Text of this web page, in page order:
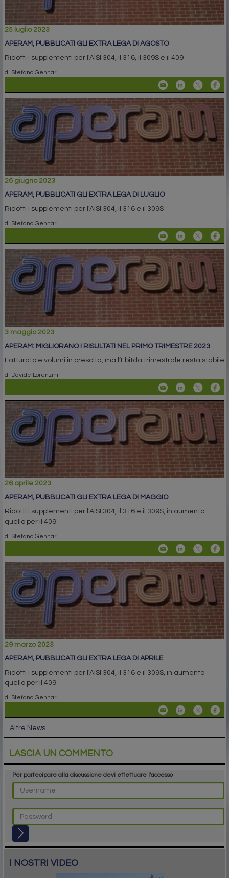
25 luglio 2023
APERAM, PUBBLICATI GLI EXTRA LEGA DI AGOSTO
Ridotti i supplementi per l'AISI 304, il 316, il 309S e il 409
di Stefano Gennari
26 giugno 2023
APERAM, PUBBLICATI GLI EXTRA LEGA DI LUGLIO
Ridotti i supplementi per l'AISI 304, il 316 e il 309S
di Stefano Gennari
3 maggio 2023
APERAM: MIGLIORANO I RISULTATI NEL PRIMO TRIMESTRE 2023
Fatturato e volumi in crescita, ma l’Ebitda trimestrale resta stabile
di Davide Lorenzini
26 aprile 2023
APERAM, PUBBLICATI GLI EXTRA LEGA DI MAGGIO
Ridotti i supplementi per l'AISI 304, il 316 e il 309S, in aumento
quello per il 409
di Stefano Gennari
29 marzo 2023
APERAM, PUBBLICATI GLI EXTRA LEGA DI APRILE
Ridotti i supplementi per l'AISI 304, il 316 e il 309S, in aumento
quello per il 409
di Stefano Gennari
Altre News
LASCIA UN COMMENTO
Per partecipare alla discussione devi effettuare l'accesso
I NOSTRI VIDEO